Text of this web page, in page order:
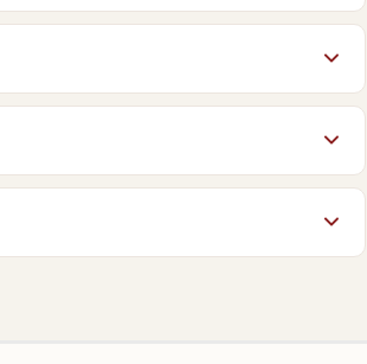
pelos autores e
de 6 a 8 anoseEnsino
conhecem o Baixe Livros e ajudam